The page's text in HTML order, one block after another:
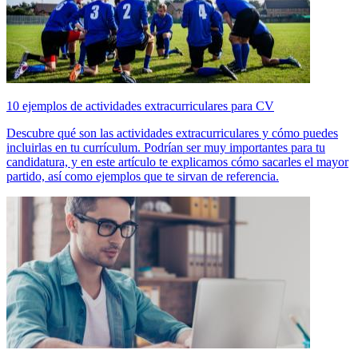
10 ejemplos de actividades extracurriculares para CV
Descubre qué son las actividades extracurriculares y cómo puedes
incluirlas en tu currículum. Podrían ser muy importantes para tu
candidatura, y en este artículo te explicamos cómo sacarles el mayor
partido, así como ejemplos que te sirvan de referencia.